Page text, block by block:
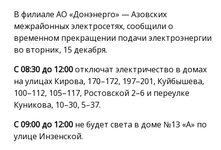
В филиале АО «Донэнерго» — Азовских
межрайонных электросетях, сообщили о
временном прекращении подачи электроэнергии
во вторник, 15 декабря.
С 08:30 до 12:00отключат электричество в домах
на улицах Кирова, 170–172, 197–201, Куйбышева,
100–112, 105–117, Ростовской 2–6 и переулке
Куникова, 10–30, 5–37.
С 09:00 до 12:00 не будет света в доме №13 «А» по
улице Инзенской.